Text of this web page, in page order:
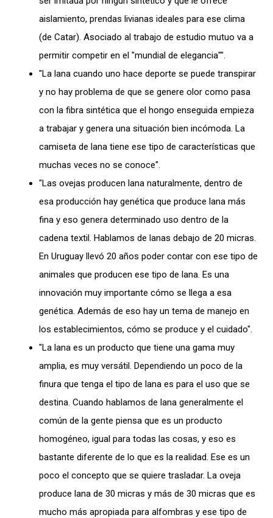
aislamiento, prendas livianas ideales para ese clima
(de Catar). Asociado al trabajo de estudio mutuo va a
permitir competir en el "mundial de elegancia"".
"La lana cuando uno hace deporte se puede transpirar
y no hay problema de que se genere olor como pasa
con la fibra sintética que el hongo enseguida empieza
a trabajar y genera una situación bien incómoda. La
camiseta de lana tiene ese tipo de características que
muchas veces no se conoce".
"Las ovejas producen lana naturalmente, dentro de
esa producción hay genética que produce lana más
fina y eso genera determinado uso dentro de la
cadena textil. Hablamos de lanas debajo de 20 micras.
En Uruguay llevó 20 años poder contar con ese tipo de
animales que producen ese tipo de lana. Es una
innovación muy importante cómo se llega a esa
genética. Además de eso hay un tema de manejo en
los establecimientos, cómo se produce y el cuidado".
"La lana es un producto que tiene una gama muy
amplia, es muy versátil. Dependiendo un poco de la
finura que tenga el tipo de lana es para el uso que se
destina. Cuando hablamos de lana generalmente el
común de la gente piensa que es un producto
homogéneo, igual para todas las cosas, y eso es
bastante diferente de lo que es la realidad. Ese es un
poco el concepto que se quiere trasladar. La oveja
produce lana de 30 micras y más de 30 micras que es
mucho más apropiada para alfombras y ese tipo de